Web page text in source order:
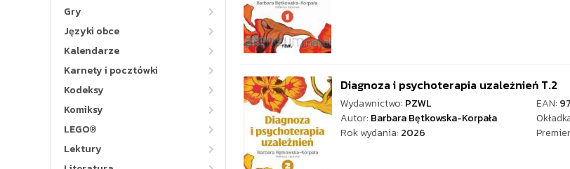
Gry
Języki obce
Kalendarze
Karnety i pocztówki
Kodeksy
Komiksy
LEGO®
Lektury
Diagnoza i psychoterapia uzależnień T.2
Wydawnictwo: PZWL EAN:
Autor: Barbara Bętkowska-Korpała
Rok wydania: 2026